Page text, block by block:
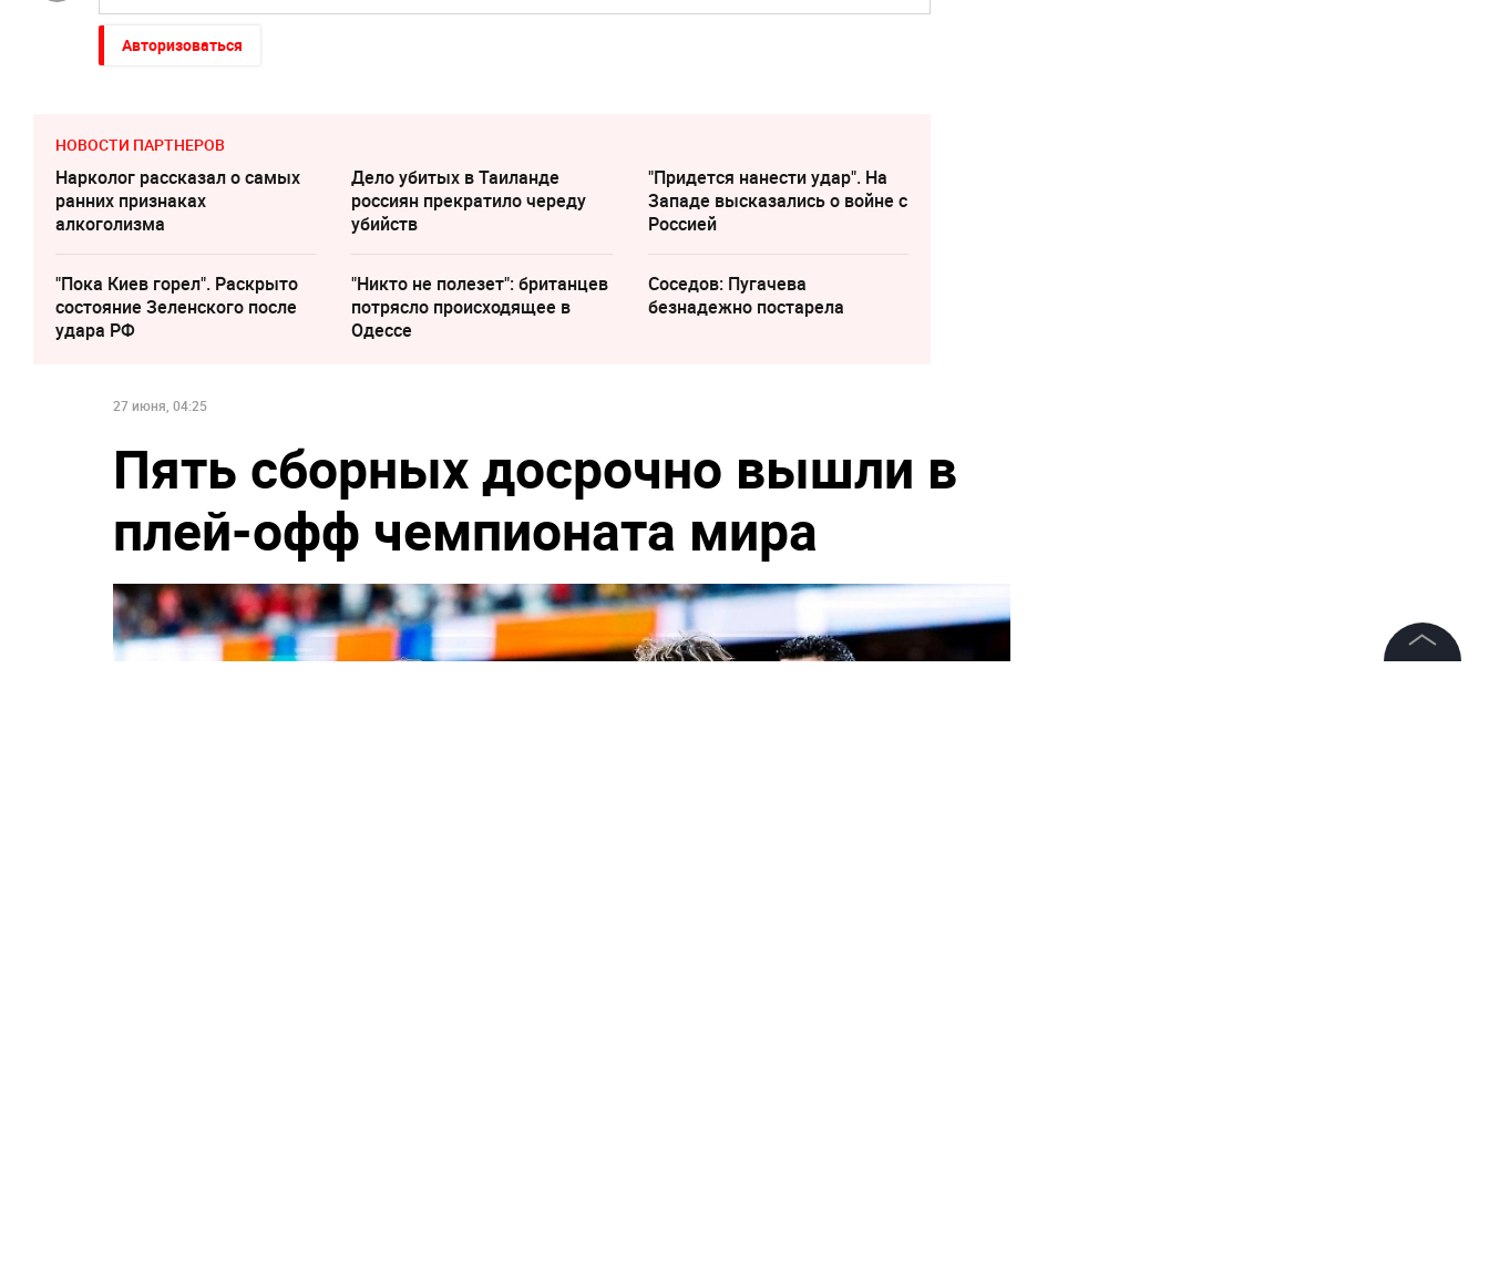
Авторизоваться
НОВОСТИ ПАРТНЕРОВ
Нарколог рассказал о самых
ранних признаках
алкоголизма
Дело убитых в Таиланде
россиян прекратило череду
убийств
"Придется нанести удар". На
Западе высказались о войне с
Россией
"Пока Киев горел". Раскрыто
состояние Зеленского после
удара РФ
"Никто не полезет": британцев
потрясло происходящее в
Одессе
Соседов: Пугачева
безнадежно постарела
27 июня, 04:25
Пять сборных досрочно вышли в
плей-офф чемпионата мира